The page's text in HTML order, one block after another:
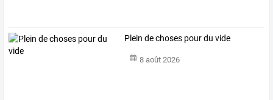
Plein de choses pour du vide
8 août 2026